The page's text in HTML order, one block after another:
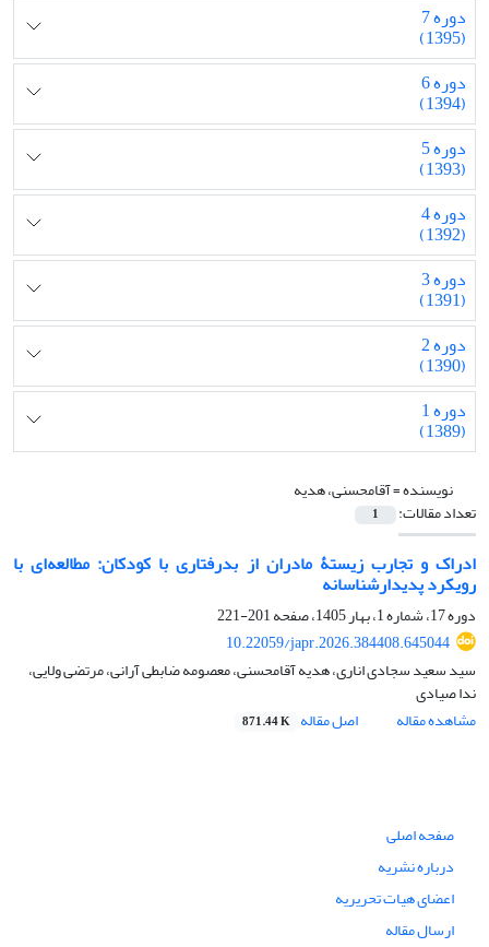
دوره 7
(1395)
دوره 6
(1394)
دوره 5
(1393)
دوره 4
(1392)
دوره 3
(1391)
دوره 2
(1390)
دوره 1
(1389)
نویسنده =آقامحسنی، هدیه
تعداد مقالات: 1
ادراک و تجارب زیستۀ مادران از بدرفتاری با کودکان: مطالعه‌ای با
رویکرد پدیدارشناسانه
دوره 17، شماره 1، بهار 1405، صفحه
201-221
10.22059/japr.2026.384408.645044
سید سعید سجادی اناری، هدیه آقامحسنی، معصومه ضابطی آرانی، مرتضی ولایی،
ندا صیادی
مشاهده مقاله
اصل مقاله 871.44 K
صفحه اصلی
درباره نشریه
اعضای هیات تحریریه
ارسال مقاله